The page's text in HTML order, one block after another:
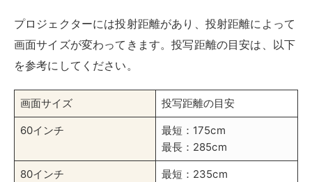
プロジェクターには投射距離があり、投射距離によって
画面サイズが変わってきます。投写距離の目安は、以下
を参考にしてください。
画面サイズ 投写距離の目安
60インチ
最短：175cm
最長：285cm
80インチ
最短：235cm